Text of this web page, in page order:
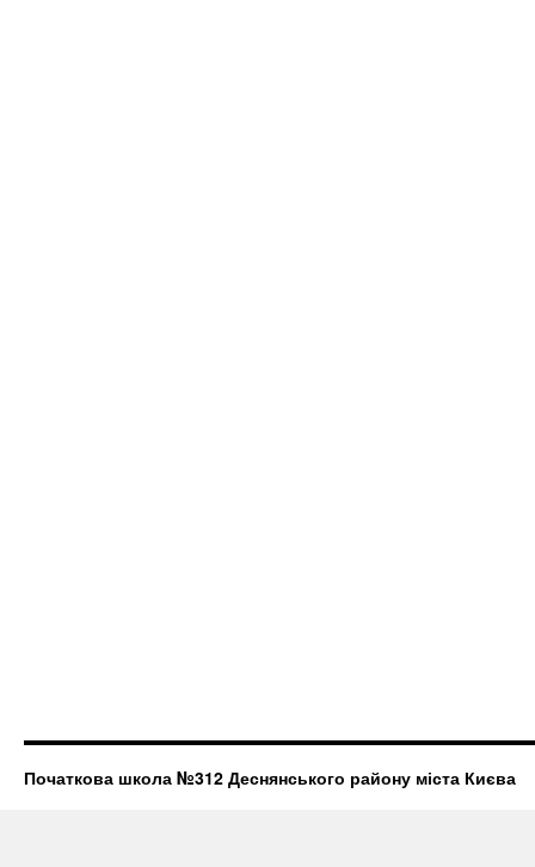
Початкова школа №312 Деснянського району міста Києва